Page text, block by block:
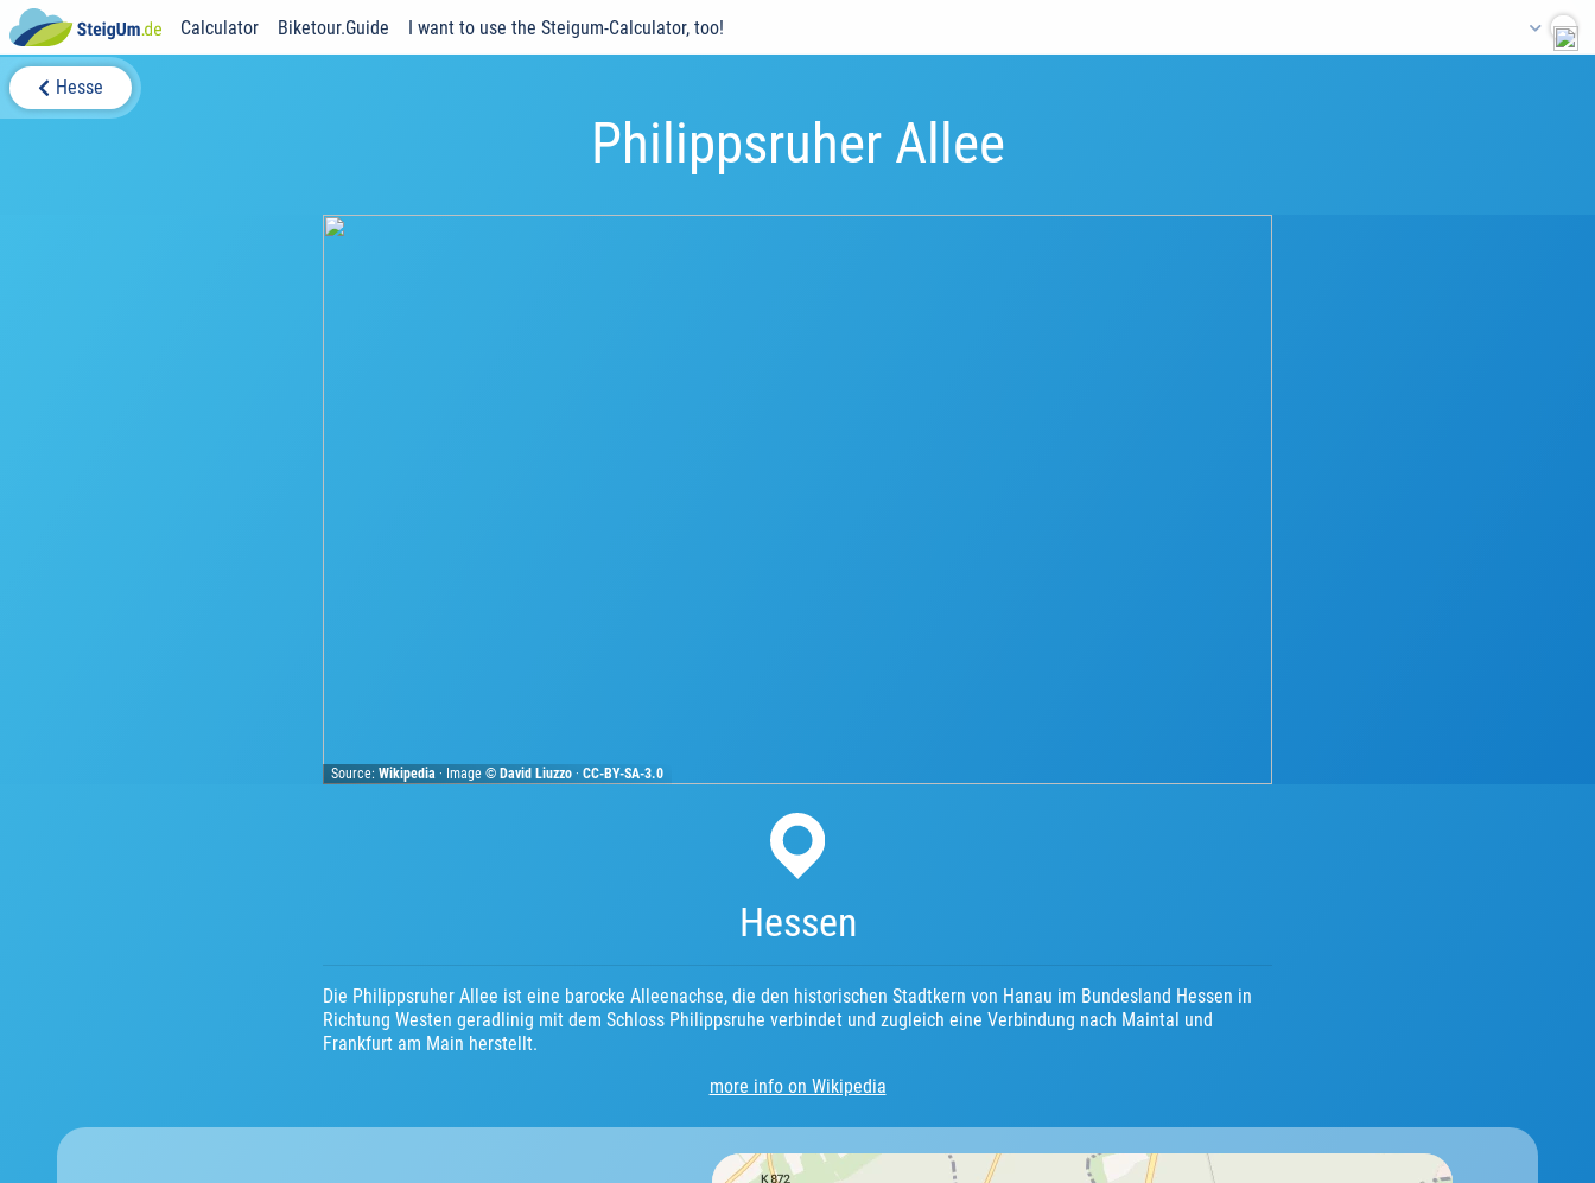
Calculator Biketour.Guide I want to use the Steigum-Calculator, too!
Hesse
Philippsruher Allee
Source:Wikipedia · Image ©David Liuzzo ·CC-BY-SA-3.0
Hessen
Die Philippsruher Allee ist eine barocke Alleenachse, die den historischen Stadtkern von Hanau im Bundesland Hessen in
Richtung Westen geradlinig mit dem Schloss Philippsruhe verbindet und zugleich eine Verbindung nach Maintal und
Frankfurt am Main herstellt.
more info on Wikipedia